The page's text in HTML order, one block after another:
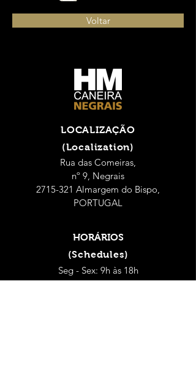
Voltar
LOCALIZAÇÃO
(Localization)
Rua das Comeiras,
nº 9, Negrais
2715-321 Almargem do Bispo,
PORTUGAL
HORÁRIOS
(Schedules)
Seg - Sex: 9h às 18h
(Mon - Fri: 9 a.m. - 6 p.m.)